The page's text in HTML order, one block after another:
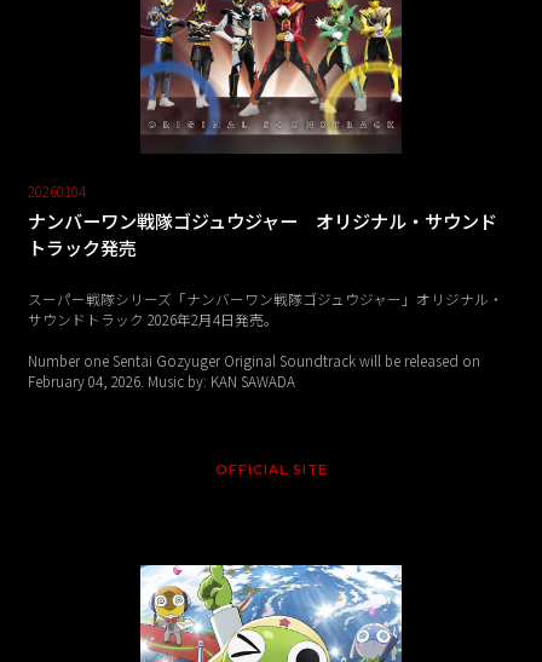
20260104
ナンバーワン戦隊ゴジュウジャー オリジナル・サウンド
トラック発売
スーパー戦隊シリーズ「ナンバーワン戦隊ゴジュウジャー」オリジナル・
サウンドトラック 2026年2月4日発売。
Number one Sentai Gozyuger Original Soundtrack will be released on
February 04, 2026. Music by: KAN SAWADA
OFFICIAL SITE